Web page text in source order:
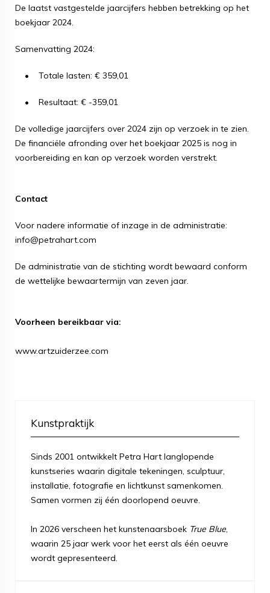
De laatst vastgestelde jaarcijfers hebben betrekking op het
boekjaar 2024.
Samenvatting 2024:
• Totale lasten: € 359,01
• Resultaat: € -359,01
De volledige jaarcijfers over 2024 zijn op verzoek in te zien.
De financiële afronding over het boekjaar 2025 is nog in
voorbereiding en kan op verzoek worden verstrekt.
Contact
Voor nadere informatie of inzage in de administratie:
info@petrahart.com
De administratie van de stichting wordt bewaard conform
de wettelijke bewaartermijn van zeven jaar.
Voorheen bereikbaar via:
www.artzuiderzee.com
Kunstpraktijk
Sinds 2001 ontwikkelt Petra Hart langlopende
kunstseries waarin digitale tekeningen, sculptuur,
installatie, fotografie en lichtkunst samenkomen.
Samen vormen zij één doorlopend oeuvre.
In 2026 verscheen het kunstenaarsboek True Blue,
waarin 25 jaar werk voor het eerst als één oeuvre
wordt gepresenteerd.